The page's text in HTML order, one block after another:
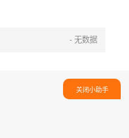
- 无数据
关闭小助手